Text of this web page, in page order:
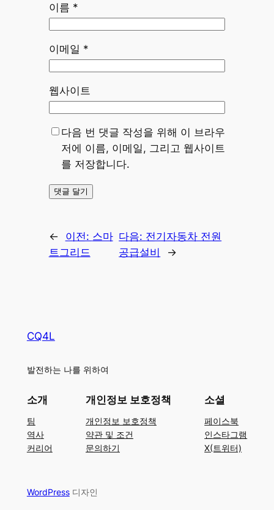
이름 *
이메일 *
웹사이트
다음 번 댓글 작성을 위해 이 브라우
저에 이름, 이메일, 그리고 웹사이트
를 저장합니다.
← 이전: 스마
트그리드
다음: 전기자동차 전원
공급설비
→
CQ4L
발전하는 나를 위하여
소개
팀
역사
커리어
개인정보 보호정책
개인정보 보호정책
약관 및 조건
문의하기
소셜
페이스북
인스타그램
X(트위터)
WordPress디자인